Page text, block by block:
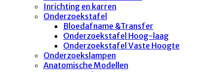
Inrichting en karren
Onderzoekstafel
Bloedafname &Transfer
Onderzoekstafel Hoog-laag
Onderzoekstafel Vaste Hoogte
Onderzoekslampen
Anatomische Modellen